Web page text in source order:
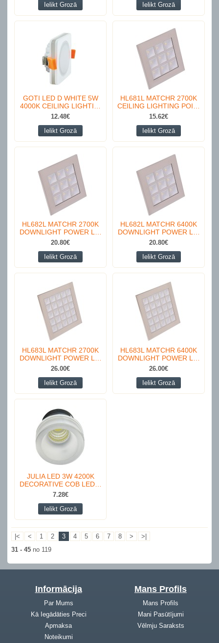
Ielikt Grozā
Ielikt Grozā
GOTI LED D WHITE 5W
4000K CEILING LIGHTI…
12.48€
Ielikt Grozā
HL681L MATCHR 2700K
CEILING LIGHTING POI…
15.62€
Ielikt Grozā
HL682L MATCHR 2700K
DOWNLIGHT POWER L…
20.80€
Ielikt Grozā
HL682L MATCHR 6400K
DOWNLIGHT POWER L…
20.80€
Ielikt Grozā
HL683L MATCHR 2700K
DOWNLIGHT POWER L…
26.00€
Ielikt Grozā
HL683L MATCHR 6400K
DOWNLIGHT POWER L…
26.00€
Ielikt Grozā
JULIA LED 3W 4200K
DECORATIVE COB LED…
7.28€
Ielikt Grozā
|< < 1 2 3 4 5 6 7 8 >
>|
31 - 45 no 119
Informācija
Par Mums
Kā Iegādāties Preci
Apmaksa
Noteikumi
Mans Profils
Mans Profils
Mani Pasūtījumi
Vēlmju Saraksts